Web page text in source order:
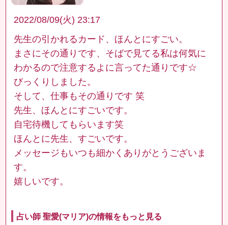
2022/08/09(火) 23:17
先生の引かれるカード、ほんとにすごい。
まさにその通りです、そばで見てる私は何気に
わかるので注意するよに言ってた通りです☆
びっくりしました。
そして、仕事もその通りです 笑
先生、ほんとにすごいです。
自宅待機してもらいます笑
ほんとに先生、すごいです。
メッセージもいつも細かくありがとうございま
す。
嬉しいです。
占い師 聖愛(マリア)の情報をもっと見る